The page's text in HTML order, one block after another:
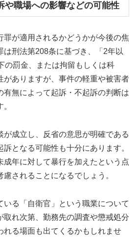
や職場への影響などの可能性
罪が適用されるかどうかが今後の焦
は刑法第208条に基づき、「2年以
の罰金、または拘留もしくは科
がありますが、事件の軽重や被害者
有無によって起訴・不起訴の判断は
が成立し、反省の意思が明確である
となる可能性も十分にあります。
成年に対して暴行を加えたという点
されることになるでしょう。
いる「自衛官」という職業について
取れ次第、勤務先の調査や懲戒処分
れる場面も出てくるかもしれませ